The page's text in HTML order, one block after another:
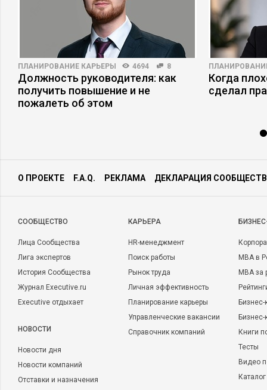
ПЛАНИРОВАНИЕ КАРЬЕРЫ 4694 8
Должность руководителя: как
получить повышение и не
пожалеть об этом
Когда
сделал
О ПРОЕКТЕ F.A.Q. РЕКЛАМА ДЕКЛАРАЦИЯ
CООБЩЕСТВО
Лица Сообщества
Лига экспертов
История Сообщества
Журнал Executive.ru
Executive отдыхает
НОВОСТИ
Новости дня
Новости компаний
Отставки и назначения
КАРЬЕРА
HR-менеджмент
Поиск работы
Рынок труда
Личная эффективность
Планирование карьеры
Управленческие вакансии
Справочник компаний
MBA в
MBA
Бизнес-
Книги
Тесты
Видео